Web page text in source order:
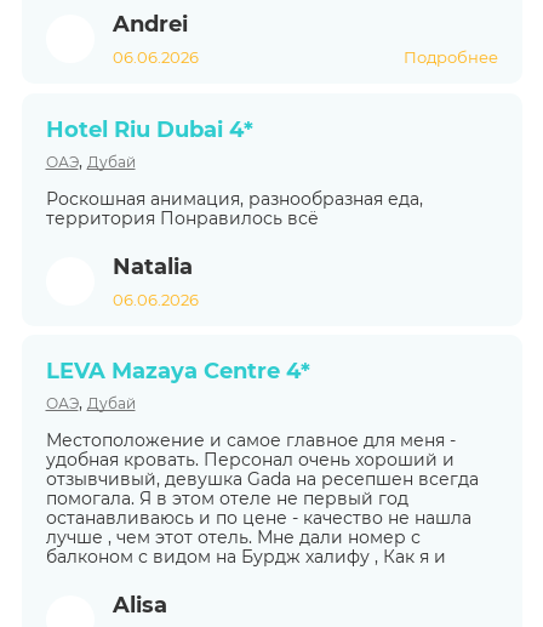
Andrei
06.06.2026 Подробнее
Hotel Riu Dubai 4*
ОАЭ, Дубай
Роскошная анимация, разнообразная еда,
территория Понравилось всё
Natalia
06.06.2026
LEVA Mazaya Centre 4*
ОАЭ, Дубай
Местоположение и самое главное для меня -
удобная кровать. Персонал очень хороший и
отзывчивый, девушка Gada на ресепшен всегда
помогала. Я в этом отеле не первый год
останавливаюсь и по цене - качество не нашла
лучше , чем этот отель. Мне дали номер с
балконом с видом на Бурдж халифу , Как я и
Alisa